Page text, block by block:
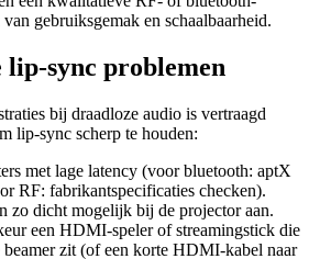
gebruiksgemak en schaalbaarheid.
problemen
bij draadloze audio is vertraagd
lip‑sync scherp te houden:
met lage latency (voor bluetooth: aptX
RF: fabrikantspecificaties checken).
zo dicht mogelijk bij de projector aan.
een HDMI-speler of streamingstick die
beamer zit (of een korte HDMI-kabel naar